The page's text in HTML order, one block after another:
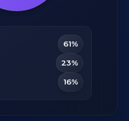
61%
23%
16%